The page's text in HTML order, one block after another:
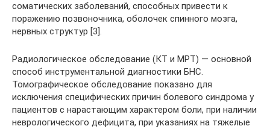
соматических заболеваний, способных привести к
поражению позвоночника, оболочек спинного мозга,
нервных структур [3].
Радиологическое обследование (КТ и МРТ) — основной
способ инструментальной диагностики БНС.
Томографическое обследование показано для
исключения специфических причин болевого синдрома у
пациентов с нарастающим характером боли, при наличии
неврологического дефицита, при указаниях на тяжелые